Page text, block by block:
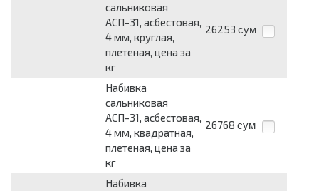
сальниковая
АСП-31, асбестовая,
4 мм, круглая,
плетеная, цена за
кг
26253 сум
Набивка
сальниковая
АСП-31, асбестовая,
4 мм, квадратная,
плетеная, цена за
кг
26768 сум
Набивка